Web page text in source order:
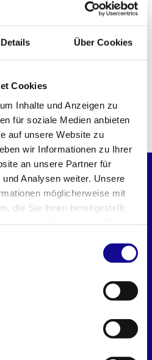
Details Über Cookies
Cookies
Inhalte und Anzeigen zu
für soziale Medien anbieten
auf unsere Website zu
wir Informationen zu Ihrer
an unsere Partner für
Analysen weiter. Unsere
möglicherweise mit
die Sie ihnen bereitgestellt
kleineren Reparaturen oder
leichter.
Wahre Größe ist keine
DAZU